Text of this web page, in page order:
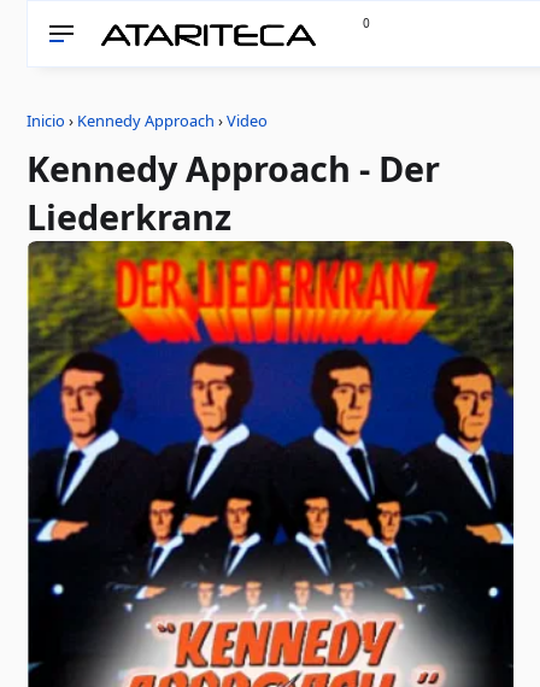
0
Inicio › Kennedy Approach ›Video
Kennedy Approach - Der
Liederkranz